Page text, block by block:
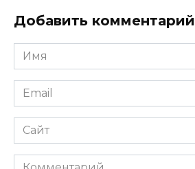
Добавить комментарий
Имя
*
Email
*
Сайт
Комментарий